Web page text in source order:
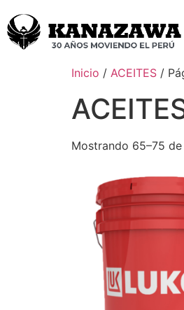
Inicio / ACEITES /
Mostrando 65–75